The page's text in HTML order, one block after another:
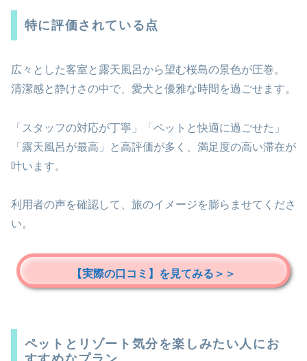
特に評価されている点
広々とした客室と露天風呂から望む桜島の景色が圧巻。
清潔感と静けさの中で、愛犬と優雅な時間を過ごせます。
「スタッフの対応が丁寧」「ペットと快適に過ごせた」
「露天風呂が最高」と高評価が多く、満足度の高い滞在が
叶います。
利用者の声を確認して、旅のイメージを膨らませてくださ
い。
【実際の口コミ】を見てみる＞＞
ペットとリゾート気分を楽しみたい人にお